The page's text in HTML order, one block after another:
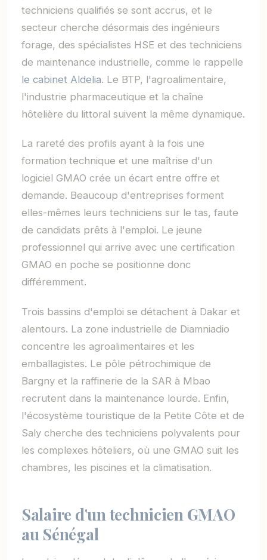
techniciens qualifiés se sont accrus, et le
secteur cherche désormais des ingénieurs
forage, des spécialistes HSE et des techniciens
de maintenance industrielle, comme le rappelle
le cabinet Aldelia. Le BTP, l'agroalimentaire,
l'industrie pharmaceutique et la chaîne
hôtelière du littoral suivent la même dynamique.
La rareté des profils ayant à la fois une
formation technique et une maîtrise d'un
logiciel GMAO crée un écart entre offre et
demande. Beaucoup d'entreprises forment
elles-mêmes leurs techniciens sur le tas, faute
de candidats prêts à l'emploi. Le jeune
professionnel qui arrive avec une certification
GMAO en poche se positionne donc
différemment.
Trois bassins d'emploi se détachent à Dakar et
alentours. La zone industrielle de Diamniadio
concentre les agroalimentaires et les
emballagistes. Le pôle pétrochimique de
Bargny et la raffinerie de la SAR à Mbao
recrutent dans la maintenance lourde. Enfin,
l'écosystème touristique de la Petite Côte et de
Saly cherche des techniciens polyvalents pour
les complexes hôteliers, où une GMAO suit les
chambres, les piscines et la climatisation.
Salaire d'un technicien GMAO
au Sénégal